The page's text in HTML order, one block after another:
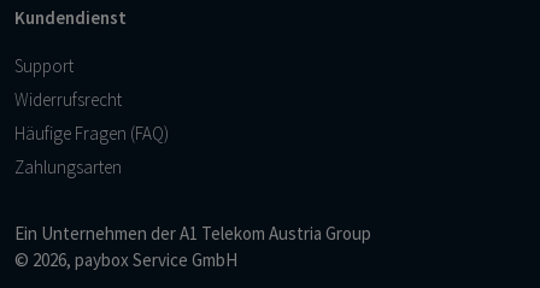
Kundendienst
Support
Widerrufsrecht
Häufige Fragen (FAQ)
Zahlungsarten
Ein Unternehmen derA1 Telekom Austria Group
© 2026, paybox Service GmbH